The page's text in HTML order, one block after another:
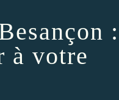
:
à votre